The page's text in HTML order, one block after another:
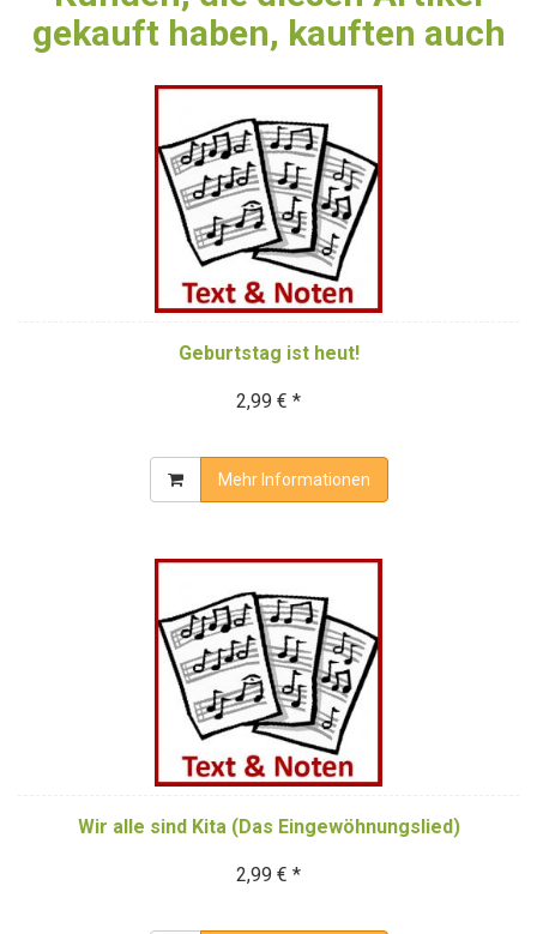
gekauft haben, kauften auch
Geburtstag ist heut!
2,99 € *
Mehr Informationen
Wir alle sind Kita (Das Eingewöhnungslied)
2,99 € *